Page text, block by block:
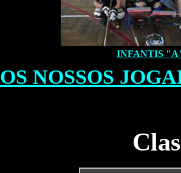
INFANTIS
OS NOSSOS